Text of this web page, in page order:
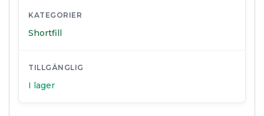
KATEGORIER
Shortfill
TILLGÄNGLIG
I lager